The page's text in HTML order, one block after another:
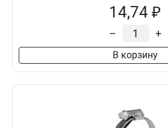
14,74 ₽
– +
В корзину